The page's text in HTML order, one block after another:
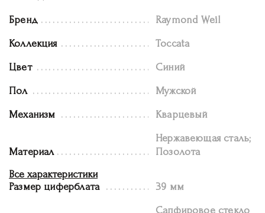
Бренд Raymond Weil
Коллекция Toccata
Цвет Синий
Пол Мужской
Механизм Кварцевый
Материал
Нержавеющая сталь;
Позолота
Все характеристики
Размер циферблата
39 мм
Сапфировое стекло